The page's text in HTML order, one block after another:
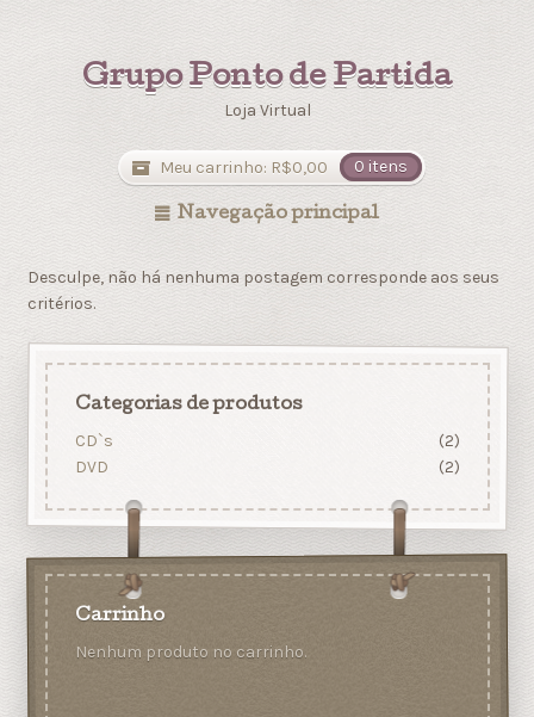
Grupo Ponto de Partida
Loja Virtual
Meu carrinho: R$0,00 0 itens
Navegação principal
Desculpe, não há nenhuma postagem corresponde aos seus
critérios.
Categorias de produtos
CD`s
(2)
DVD
(2)
Carrinho
Nenhum produto no carrinho.